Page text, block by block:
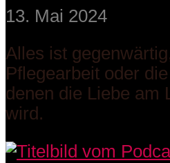
13. Mai 2024
Alles ist
Pflegearbeit oder
denen die Liebe am
wird.